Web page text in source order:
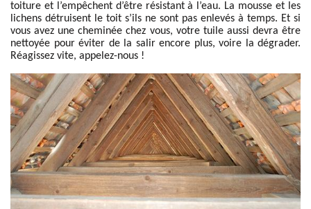
toiture et l’empêchent d’être résistant à l’eau. La mousse et les
lichens détruisent le toit s’ils ne sont pas enlevés à temps. Et si
vous avez une cheminée chez vous, votre tuile aussi devra être
nettoyée pour éviter de la salir encore plus, voire la dégrader.
Réagissez vite, appelez-nous !